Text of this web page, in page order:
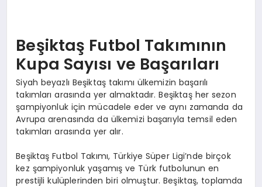
Beşiktaş Futbol Takımının
Kupa Sayısı ve Başarıları
Siyah beyazlı Beşiktaş takımı ülkemizin başarılı
takımları arasında yer almaktadır. Beşiktaş her sezon
şampiyonluk için mücadele eder ve aynı zamanda da
Avrupa arenasında da ülkemizi başarıyla temsil eden
takımları arasında yer alır.
Beşiktaş Futbol Takımı, Türkiye Süper Ligi’nde birçok
kez şampiyonluk yaşamış ve Türk futbolunun en
prestijli kulüplerinden biri olmuştur. Beşiktaş, toplamda